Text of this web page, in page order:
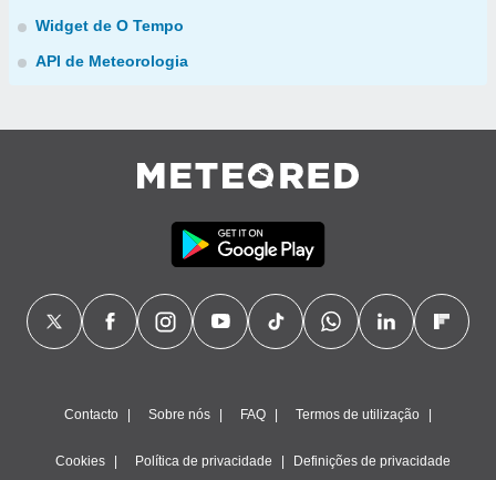
Widget de O Tempo
API de Meteorologia
Contacto Sobre nós FAQ Termos de utilização
Cookies Política de privacidade Definições de privacidade